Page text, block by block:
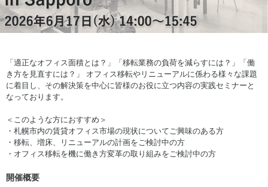
「適正なオフィス面積とは？」「移転業務の負荷を減らすには？」「働
き方を見直すには？」 オフィス移転やリニューアルに係わる様々な課題
に着目し、その解決策を中心に皆様のお役に立つ内容の実践セミナーと
なっております。
＜このような方におすすめ＞
・札幌市内の賃貸オフィス市場の現状についてご興味のある方
・移転、増床、リニューアルの計画をご検討中の方
・オフィス移転を機に働き方変革の取り組みをご検討中の方
開催概要